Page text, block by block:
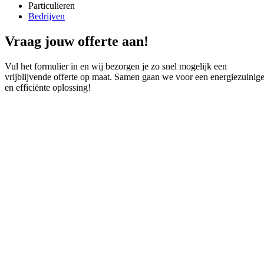
Particulieren
Bedrijven
Vraag jouw offerte aan!
Vul het formulier in en wij bezorgen je zo snel mogelijk een
vrijblijvende offerte op maat. Samen gaan we voor een energiezuinige
en efficiënte oplossing!